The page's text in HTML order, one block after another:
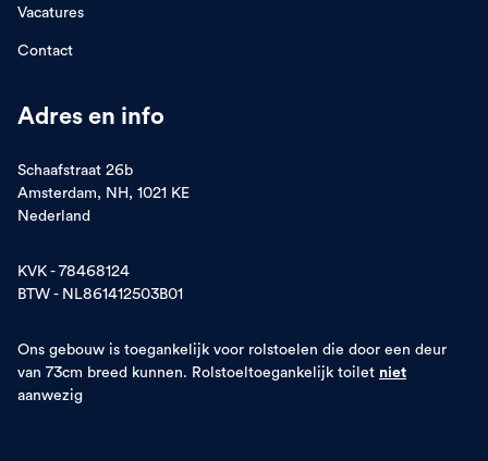
Vacatures
Contact
Adres en info
Schaafstraat 26b
Amsterdam, NH, 1021 KE
Nederland
KVK - 78468124
BTW - NL861412503B01
Ons gebouw is toegankelijk voor rolstoelen die door een deur
van 73cm breed kunnen. Rolstoeltoegankelijk toilet niet
aanwezig